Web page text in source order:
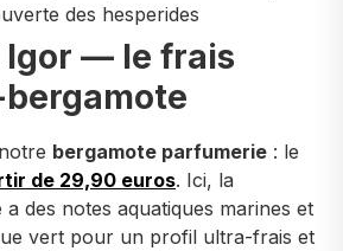
des hesperides
Igor — le frais
bergamote parfumerie : le
de 29,90 euros. Ici, la
des notes aquatiques marines et
vert pour un profil ultra-frais et